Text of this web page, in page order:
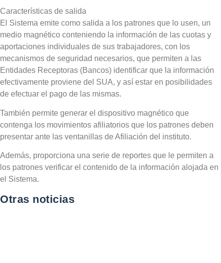
Características de salida
El Sistema emite como salida a los patrones que lo usen, un
medio magnético conteniendo la información de las cuotas y
aportaciones individuales de sus trabajadores, con los
mecanismos de seguridad necesarios, que permiten a las
Entidades Receptoras (Bancos) identificar que la información
efectivamente proviene del SUA, y así estar en posibilidades
de efectuar el pago de las mismas.
También permite generar el dispositivo magnético que
contenga los movimientos afiliatorios que los patrones deben
presentar ante las ventanillas de Afiliación del instituto.
Además, proporciona una serie de reportes que le permiten a
los patrones verificar el contenido de la información alojada en
el Sistema.
Otras noticias